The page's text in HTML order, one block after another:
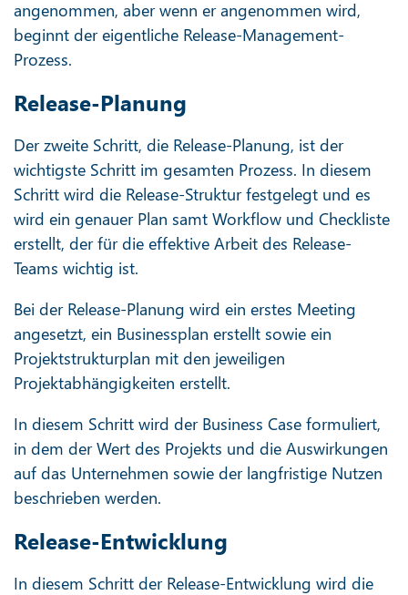
angenommen, aber wenn er angenommen wird,
beginnt der eigentliche Release-Management-
Prozess.
Release-Planung
Der zweite Schritt, die Release-Planung, ist der
wichtigste Schritt im gesamten Prozess. In diesem
Schritt wird die Release-Struktur festgelegt und es
wird ein genauer Plan samt Workflow und Checkliste
erstellt, der für die effektive Arbeit des Release-
Teams wichtig ist.
Bei der Release-Planung wird ein erstes Meeting
angesetzt, ein Businessplan erstellt sowie ein
Projektstrukturplan mit den jeweiligen
Projektabhängigkeiten erstellt.
In diesem Schritt wird der Business Case formuliert,
in dem der Wert des Projekts und die Auswirkungen
auf das Unternehmen sowie der langfristige Nutzen
beschrieben werden.
Release-Entwicklung
In diesem Schritt der Release-Entwicklung wird die